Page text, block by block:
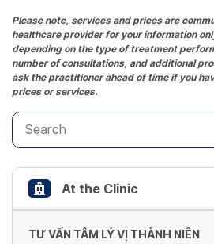
Please note, services and prices are
healthcare provider for your information
depending on the type of treatment
number of consultations, and additional
ask the practitioner ahead of time if you
prices or services.
At the Clinic
TƯ VẤN TÂM LÝ VỊ THÀNH NIÊN